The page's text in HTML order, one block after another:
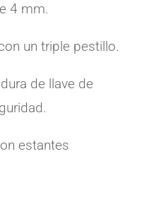
4 mm.
un triple pestillo.
de llave de
estantes